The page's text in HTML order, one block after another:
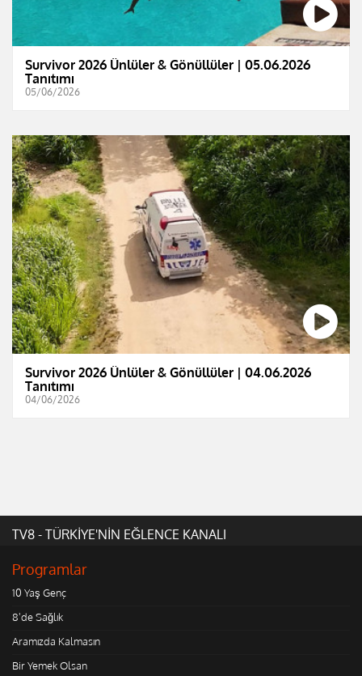
Survivor 2026 Ünlüler & Gönüllüler | 05.06.2026
Tanıtımı
05/06/2026
Survivor 2026 Ünlüler & Gönüllüler | 04.06.2026
Tanıtımı
04/06/2026
TV8 - TÜRKİYE'NİN EĞLENCE KANALI
Programlar
10 Yaş Genç
8'de Sağlık
Aramızda Kalmasın
Bir Yemek Olsan